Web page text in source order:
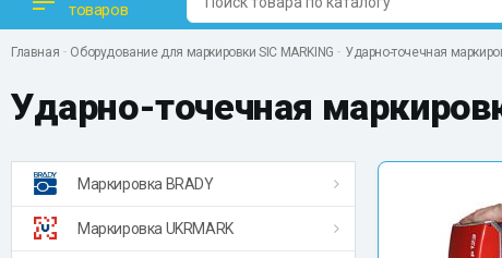
товаров
Главная Оборудование для маркировки SIC MARKING Ударно-точечная
Ударно-точечная
Маркировка BRADY
Маркировка UKRMARK